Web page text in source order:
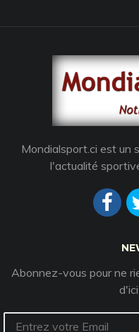
Mondialsport.ci est un
l'actualité
Abonnez-vous pour ne